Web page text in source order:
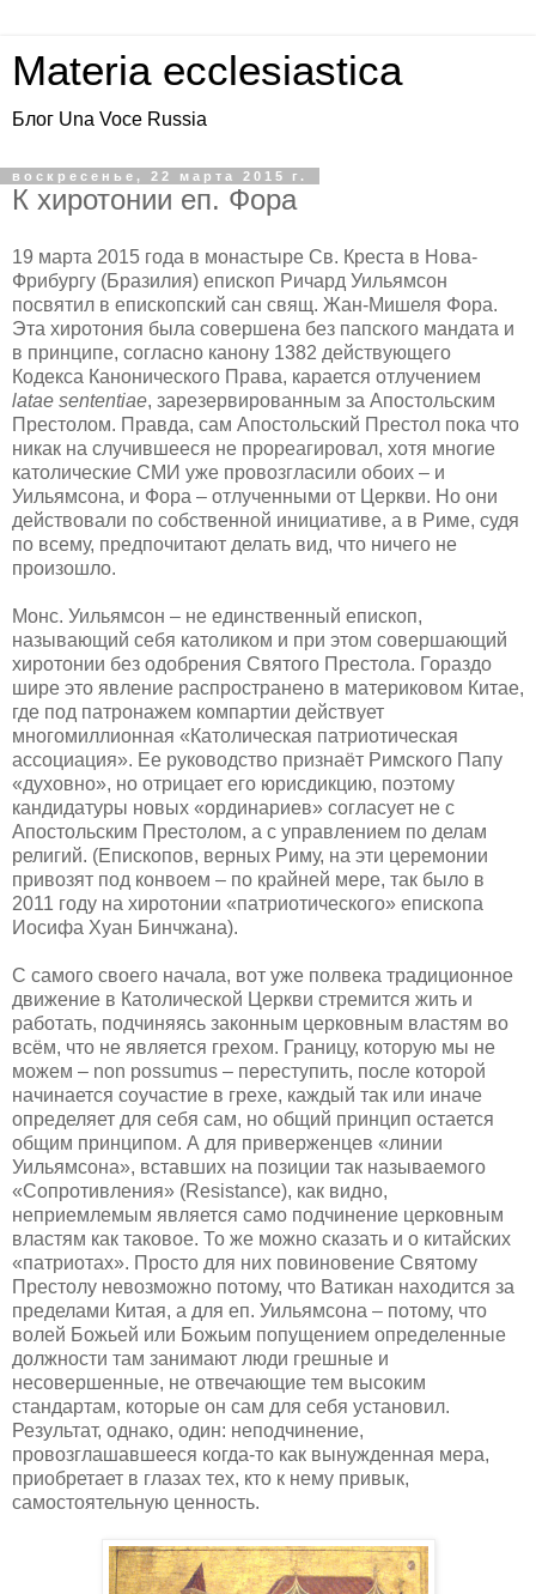
Materia ecclesiastica
Блог Una Voce Russia
воскресенье, 22 марта 2015 г.
К хиротонии еп. Фора
19 марта 2015 года в монастыре Св. Креста в Нова-
Фрибургу (Бразилия) епископ Ричард Уильямсон
посвятил в епископский сан свящ. Жан-Мишеля Фора.
Эта хиротония была совершена без папского мандата и
в принципе, согласно канону 1382 действующего
Кодекса Канонического Права, карается отлучением
latae sententiae, зарезервированным за Апостольским
Престолом. Правда, сам Апостольский Престол пока что
никак на случившееся не прореагировал, хотя многие
католические СМИ уже провозгласили обоих – и
Уильямсона, и Фора – отлученными от Церкви. Но они
действовали по собственной инициативе, а в Риме, судя
по всему, предпочитают делать вид, что ничего не
произошло.
Монс. Уильямсон – не единственный епископ,
называющий себя католиком и при этом совершающий
хиротонии без одобрения Святого Престола. Гораздо
шире это явление распространено в материковом Китае,
где под патронажем компартии действует
многомиллионная «Католическая патриотическая
ассоциация». Ее руководство признаёт Римского Папу
«духовно», но отрицает его юрисдикцию, поэтому
кандидатуры новых «ординариев» согласует не с
Апостольским Престолом, а с управлением по делам
религий. (Епископов, верных Риму, на эти церемонии
привозят под конвоем – по крайней мере, так было в
2011 году на хиротонии «патриотического» епископа
Иосифа Хуан Бинчжана).
С самого своего начала, вот уже полвека традиционное
движение в Католической Церкви стремится жить и
работать, подчиняясь законным церковным властям во
всём, что не является грехом. Границу, которую мы не
можем – non possumus – переступить, после которой
начинается соучастие в грехе, каждый так или иначе
определяет для себя сам, но общий принцип остается
общим принципом. А для приверженцев «линии
Уильямсона», вставших на позиции так называемого
«Сопротивления» (Resistance), как видно,
неприемлемым является само подчинение церковным
властям как таковое. То же можно сказать и о китайских
«патриотах». Просто для них повиновение Святому
Престолу невозможно потому, что Ватикан находится за
пределами Китая, а для еп. Уильямсона – потому, что
волей Божьей или Божьим попущением определенные
должности там занимают люди грешные и
несовершенные, не отвечающие тем высоким
стандартам, которые он сам для себя установил.
Результат, однако, один: неподчинение,
провозглашавшееся когда-то как вынужденная мера,
приобретает в глазах тех, кто к нему привык,
самостоятельную ценность.